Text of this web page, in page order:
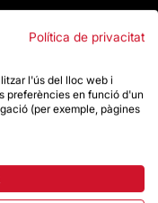
Política de privacitat
l'ús del lloc web i
preferències en funció d'un
(per exemple, pàgines